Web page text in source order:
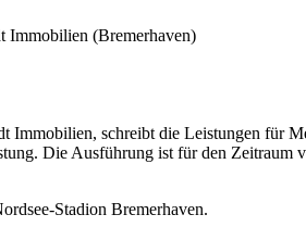
Immobilien (Bremerhaven)
Immobilien, schreibt die Leistungen für
Die Ausführung ist für den
Stadion Bremerhaven.